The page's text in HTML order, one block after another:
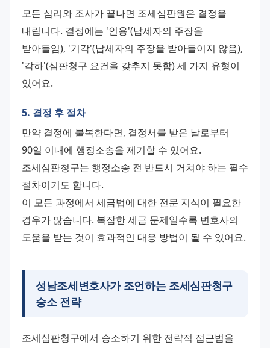
모든 심리와 조사가 끝나면 조세심판원은 결정을
내립니다. 결정에는 '인용'(납세자의 주장을
받아들임), '기각'(납세자의 주장을 받아들이지 않음),
'각하'(심판청구 요건을 갖추지 못함) 세 가지 유형이
있어요.
5. 결정 후 절차
만약 결정에 불복한다면, 결정서를 받은 날로부터
90일 이내에 행정소송을 제기할 수 있어요.
조세심판청구는 행정소송 전 반드시 거쳐야 하는 필수
절차이기도 합니다.
이 모든 과정에서 세금법에 대한 전문 지식이 필요한
경우가 많습니다. 복잡한 세금 문제일수록 변호사의
도움을 받는 것이 효과적인 대응 방법이 될 수 있어요.
성남조세변호사가 조언하는 조세심판청구
승소 전략
조세심판청구에서 승소하기 위한 전략적 접근법을